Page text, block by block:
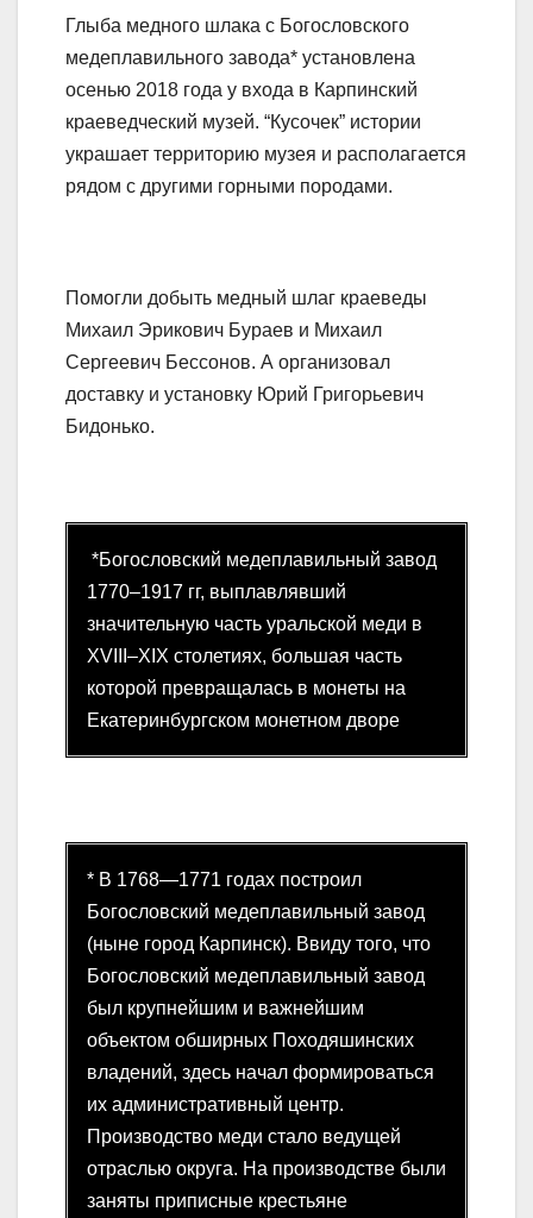
Глыба медного шлака с Богословского
медеплавильного завода* установлена
осенью 2018 года у входа в Карпинский
краеведческий музей. “Кусочек” истории
украшает территорию музея и располагается
рядом с другими горными породами.
Помогли добыть медный шлаг краеведы
Михаил Эрикович Бураев и Михаил
Сергеевич Бессонов. А организовал
доставку и установку Юрий Григорьевич
Бидонько.
*Богословский медеплавильный завод
1770–1917 гг, выплавлявший
значительную часть уральской меди в
XVIII–XIX столетиях, большая часть
которой превращалась в монеты на
Екатеринбургском монетном дворе
* В 1768—1771 годах построил
Богословский медеплавильный завод
(ныне город Карпинск). Ввиду того, что
Богословский медеплавильный завод
был крупнейшим и важнейшим
объектом обширных Походяшинских
владений, здесь начал формироваться
их административный центр.
Производство меди стало ведущей
отраслью округа. На производстве были
заняты приписные крестьяне